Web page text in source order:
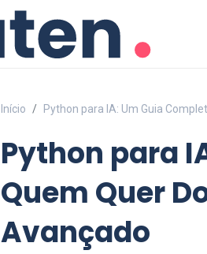
Início Python para IA: Um Guia
Python para
Quem Quer
Avançado